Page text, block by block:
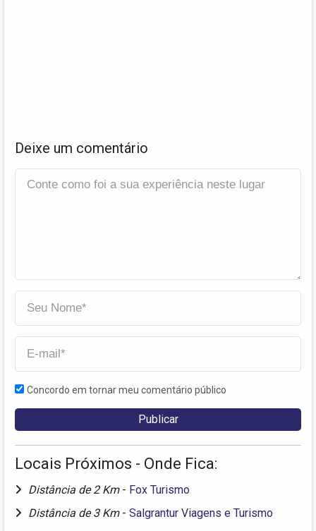
Deixe um comentário
Concordo em tornar meu comentário público
Locais Próximos - Onde Fica:
Distância de 2 Km - Fox Turismo
Distância de 3 Km - Salgrantur Viagens e Turismo